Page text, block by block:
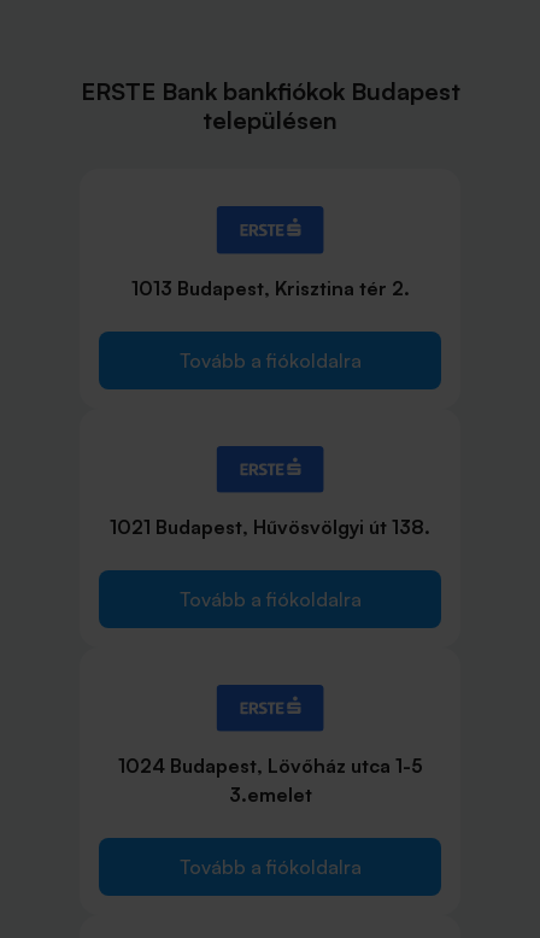
ERSTE Bank bankfiókok Budapest
településen
1013 Budapest, Krisztina tér 2.
Tovább a fiókoldalra
1021 Budapest, Hűvösvölgyi út 138.
Tovább a fiókoldalra
1024 Budapest, Lövőház utca 1-5
3.emelet
Tovább a fiókoldalra